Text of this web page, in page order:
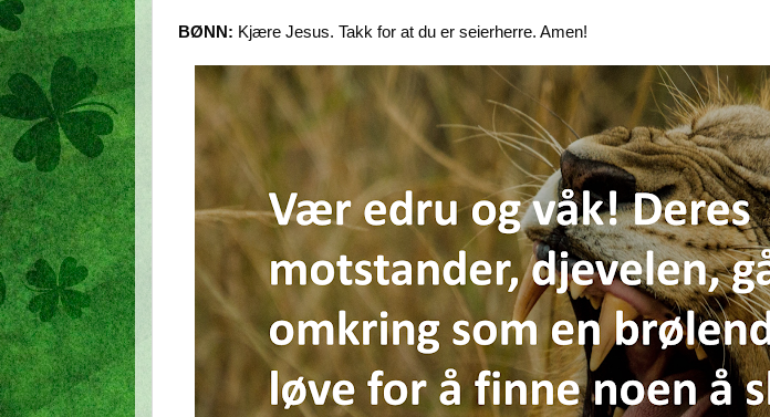
BØNN: Kjære Jesus. Takk for at du er seierherre. Amen!